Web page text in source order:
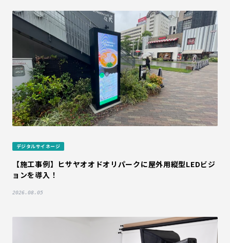
デジタルサイネージ
【施工事例】ヒサヤオオドオリパークに屋外用縦型LEDビジ
ョンを導入！
2026.08.05